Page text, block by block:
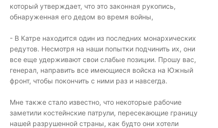
который утверждает, что это законная рукопись,
обнаруженная его дедом во время войны,
- В Катре находится один из последних монархических
редутов. Несмотря на наши попытки подчинить их, они
все еще удерживают свои слабые позиции. Прошу вас,
генерал, направить все имеющиеся войска на Южный
фронт, чтобы покончить с ними раз и навсегда.
Мне также стало известно, что некоторые рабочие
заметили костейнские патрули, пересекающие границу
нашей разрушенной страны, как будто они хотели